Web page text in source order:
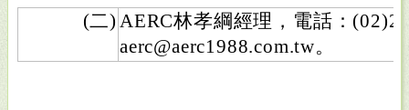
(二) AERC林孝綱經理，電話：
aerc@aerc1988.com.tw。